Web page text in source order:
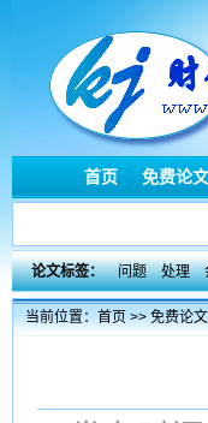
首页 免费论文
论文标签： 问题 处理
当前位置：首页>>免费论文